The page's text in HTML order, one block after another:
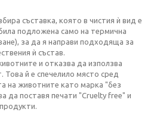
съставка, която в чистия ѝ вид е
подложена само на термична
за да я направи подходяща за
ѝ състав.
и отказва да използва
Това й е спечелило място сред
на животните като марка "без
да поставя печати "Cruelty free" и